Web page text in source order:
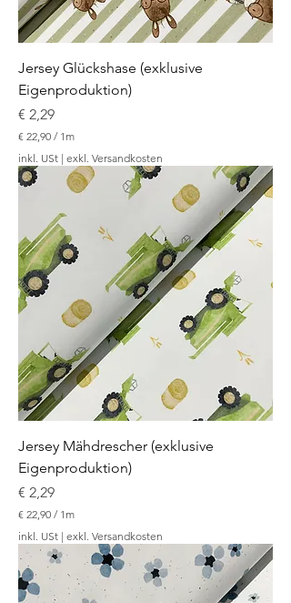
Jersey Glückshase (exklusive
Eigenproduktion)
Preis
€ 2,29
€ 22,90 / 1m
€
2
0
p
r
o
1
M
e
r
inkl. USt | exkl. Versandkosten
Jersey Mähdrescher (exklusive
Eigenproduktion)
Preis
€ 2,29
€ 22,90 / 1m
€
2
2
,
inkl. USt | exkl. Versandkosten